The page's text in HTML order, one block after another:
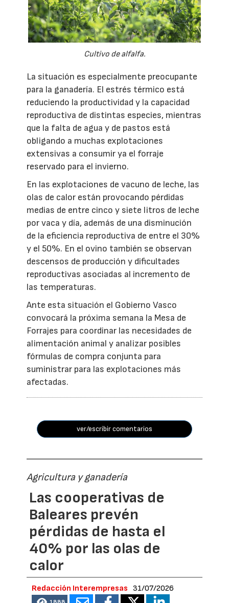
Cultivo de alfalfa.
La situación es especialmente preocupante
para la ganadería. El estrés térmico está
reduciendo la productividad y la capacidad
reproductiva de distintas especies, mientras
que la falta de agua y de pastos está
obligando a muchas explotaciones
extensivas a consumir ya el forraje
reservado para el invierno.
En las explotaciones de vacuno de leche, las
olas de calor están provocando pérdidas
medias de entre cinco y siete litros de leche
por vaca y día, además de una disminución
de la eficiencia reproductiva de entre el 30%
y el 50%. En el ovino también se observan
descensos de producción y dificultades
reproductivas asociadas al incremento de
las temperaturas.
Ante esta situación el Gobierno Vasco
convocará la próxima semana la Mesa de
Forrajes para coordinar las necesidades de
alimentación animal y analizar posibles
fórmulas de compra conjunta para
suministrar para las explotaciones más
afectadas.
ver/escribir comentarios
Agricultura y ganadería
Las cooperativas de
Baleares prevén
pérdidas de hasta el
40% por las olas de
calor
Redacción Interempresas 31/07/2026